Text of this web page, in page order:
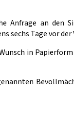
Anfrage an den
sechs Tage vor
in